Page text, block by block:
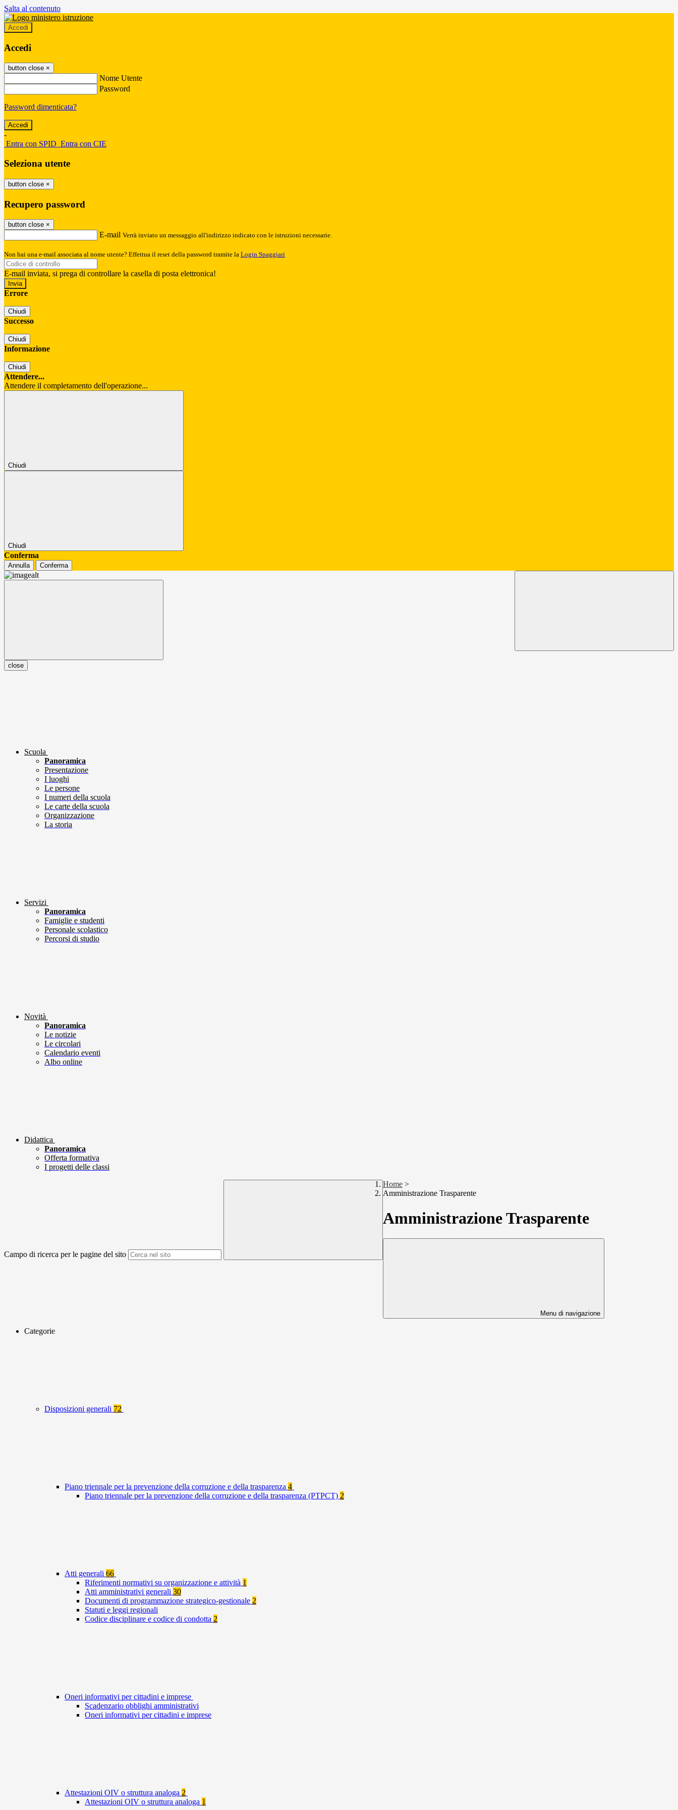
Salta al contenuto
Accedi
Accedi
button close ×
Nome Utente
Password
Password dimenticata?
-
Entra con SPID Entra con CIE
Seleziona utente
button close ×
Recupero password
button close ×
E-mail Verrà inviato un messaggio all'indirizzo indicato con le istruzioni necessarie.
Non hai una e-mail associata al nome utente? Effettua il reset della password tramite la Login Spaggiari
E-mail inviata, si prega di controllare la casella di posta elettronica!
Errore
Chiudi
Successo
Chiudi
Informazione
Chiudi
Attendere...
Attendere il completamento dell'operazione...
Chiudi
Chiudi
Conferma
Annulla Conferma
close
Scuola
Panoramica
Presentazione
I luoghi
Le persone
I numeri della scuola
Le carte della scuola
Organizzazione
La storia
Servizi
Panoramica
Famiglie e studenti
Personale scolastico
Percorsi di studio
Novità
Panoramica
Le notizie
Le circolari
Calendario eventi
Albo online
Didattica
Panoramica
Offerta formativa
I progetti delle classi
Campo di ricerca per le pagine del sito
Home >
Amministrazione Trasparente
Amministrazione Trasparente
Menu di navigazione
Categorie
Disposizioni generali 72
Piano triennale per la prevenzione della corruzione e della trasparenza 4
Piano triennale per la prevenzione della corruzione e della trasparenza (PTPCT) 2
Atti generali 66
Riferimenti normativi su organizzazione e attività 1
Atti amministrativi generali 30
Documenti di programmazione strategico-gestionale 2
Statuti e leggi regionali
Codice disciplinare e codice di condotta 2
Oneri informativi per cittadini e imprese
Scadenzario obblighi amministrativi
Oneri informativi per cittadini e imprese
Attestazioni OIV o struttura analoga 2
Attestazioni OIV o struttura analoga 1